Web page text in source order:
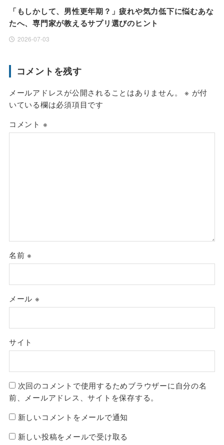
「もしかして、男性更年期？」疲れや気力低下に悩むあな
たへ、専門家が教えるサプリ選びのヒント
2026-07-03
コメントを残す
メールアドレスが公開されることはありません。 ※ が付
いている欄は必須項目です
コメント ※
名前※
メール ※
サイト
次回のコメントで使用するためブラウザーに自分の名
前、メールアドレス、サイトを保存する。
新しいコメントをメールで通知
新しい投稿をメールで受け取る